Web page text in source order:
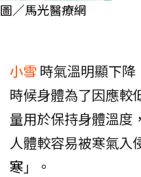
圖／馬光醫療網
小雪 時氣溫明顯下降
時候身體為了因應較
量用於保持身體溫度
人體較容易被寒氣入
寒」。